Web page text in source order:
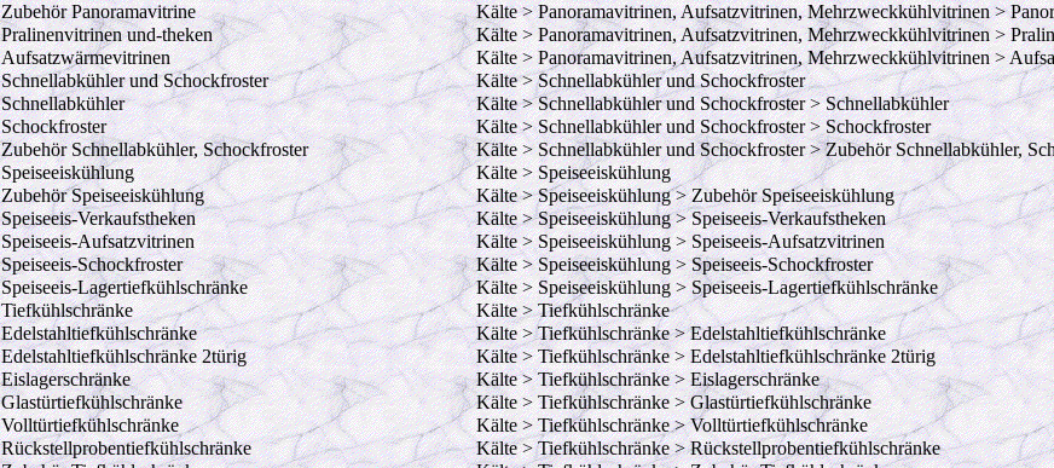
Zubehör Panoramavitrine
Kälte > Panoramavitrinen, Aufsatzvitrinen, Mehrzweckkühlvitrinen >
Pralinenvitrinen und-theken
Kälte > Panoramavitrinen, Aufsatzvitrinen, Mehrzweckkühlvitrinen >
Aufsatzwärmevitrinen
Kälte > Panoramavitrinen, Aufsatzvitrinen, Mehrzweckkühlvitrinen >
Schnellabkühler und Schockfroster
Kälte > Schnellabkühler und Schockfroster
Schnellabkühler
Kälte > Schnellabkühler und Schockfroster > Schnellabkühler
Schockfroster
Kälte > Schnellabkühler und Schockfroster > Schockfroster
Zubehör Schnellabkühler, Schockfroster
Kälte > Schnellabkühler und Schockfroster > Zubehör Schnellabkühler,
Speiseeiskühlung
Kälte > Speiseeiskühlung
Zubehör Speiseeiskühlung
Kälte > Speiseeiskühlung > Zubehör Speiseeiskühlung
Speiseeis-Verkaufstheken
Kälte > Speiseeiskühlung > Speiseeis-Verkaufstheken
Speiseeis-Aufsatzvitrinen
Kälte > Speiseeiskühlung > Speiseeis-Aufsatzvitrinen
Speiseeis-Schockfroster
Kälte > Speiseeiskühlung > Speiseeis-Schockfroster
Speiseeis-Lagertiefkühlschränke
Kälte > Speiseeiskühlung > Speiseeis-Lagertiefkühlschränke
Tiefkühlschränke
Kälte > Tiefkühlschränke
Edelstahltiefkühlschränke
Kälte > Tiefkühlschränke > Edelstahltiefkühlschränke
Edelstahltiefkühlschränke 2türig
Kälte > Tiefkühlschränke > Edelstahltiefkühlschränke 2türig
Eislagerschränke
Kälte > Tiefkühlschränke > Eislagerschränke
Glastürtiefkühlschränke
Kälte > Tiefkühlschränke > Glastürtiefkühlschränke
Volltürtiefkühlschränke
Kälte > Tiefkühlschränke > Volltürtiefkühlschränke
Rückstellprobentiefkühlschränke
Kälte > Tiefkühlschränke > Rückstellprobentiefkühlschränke